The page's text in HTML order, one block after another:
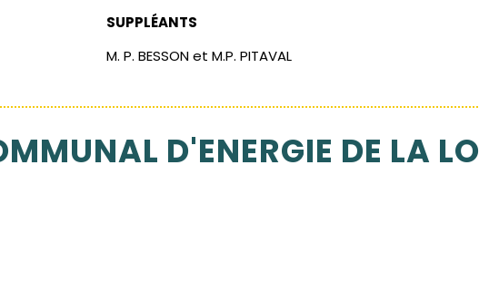
SUPPLÉANTS
M. P. BESSON et M.P. PITAVAL
D'ENERGIE DE LA